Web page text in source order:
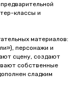
классы и
материалов:
персонажи и
сцену, создают
собственные
сладким